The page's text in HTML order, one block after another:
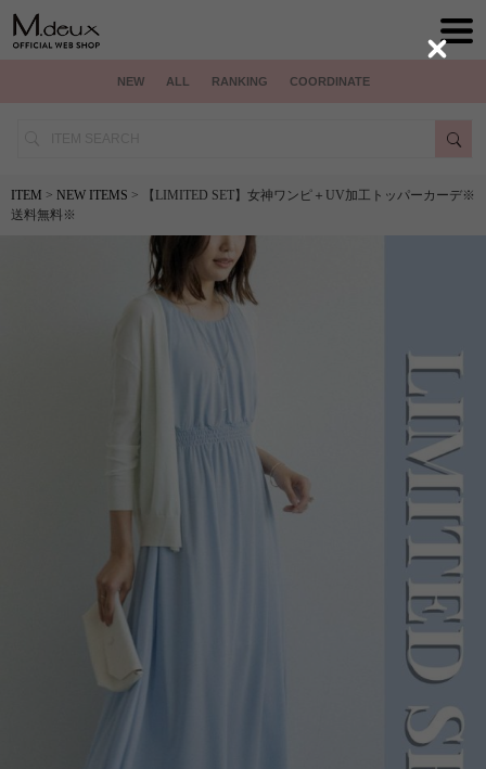
NEW ALL RANKING COORDINATE
ITEM > NEW ITEMS > 【LIMITED SET】女神ワンピ＋UV加工トッパーカーデ※
送料無料※
Close